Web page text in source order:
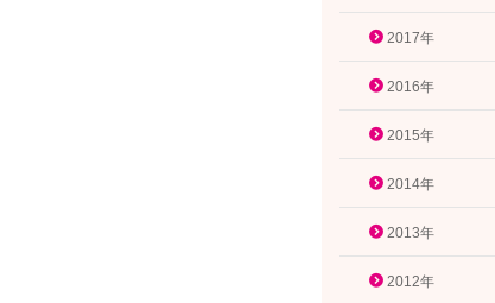
2017年
2016年
2015年
2014年
2013年
2012年